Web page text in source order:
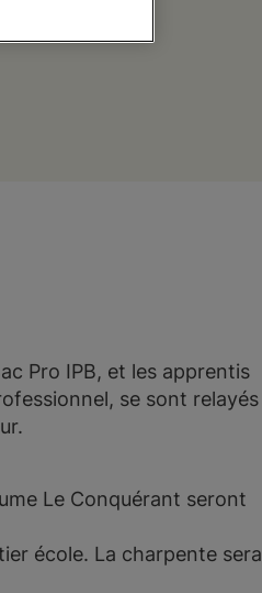
Pro IPB, et les apprentis
se sont relayés
Le Conquérant seront
école. La charpente sera